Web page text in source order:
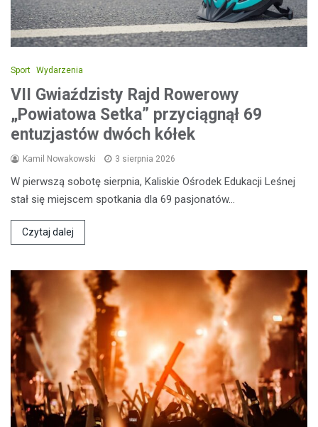
Sport Wydarzenia
VII Gwiaździsty Rajd Rowerowy
„Powiatowa Setka” przyciągnął 69
entuzjastów dwóch kółek
Kamil Nowakowski 3 sierpnia 2026
W pierwszą sobotę sierpnia, Kaliskie Ośrodek Edukacji Leśnej
stał się miejscem spotkania dla 69 pasjonatów…
Czytaj dalej